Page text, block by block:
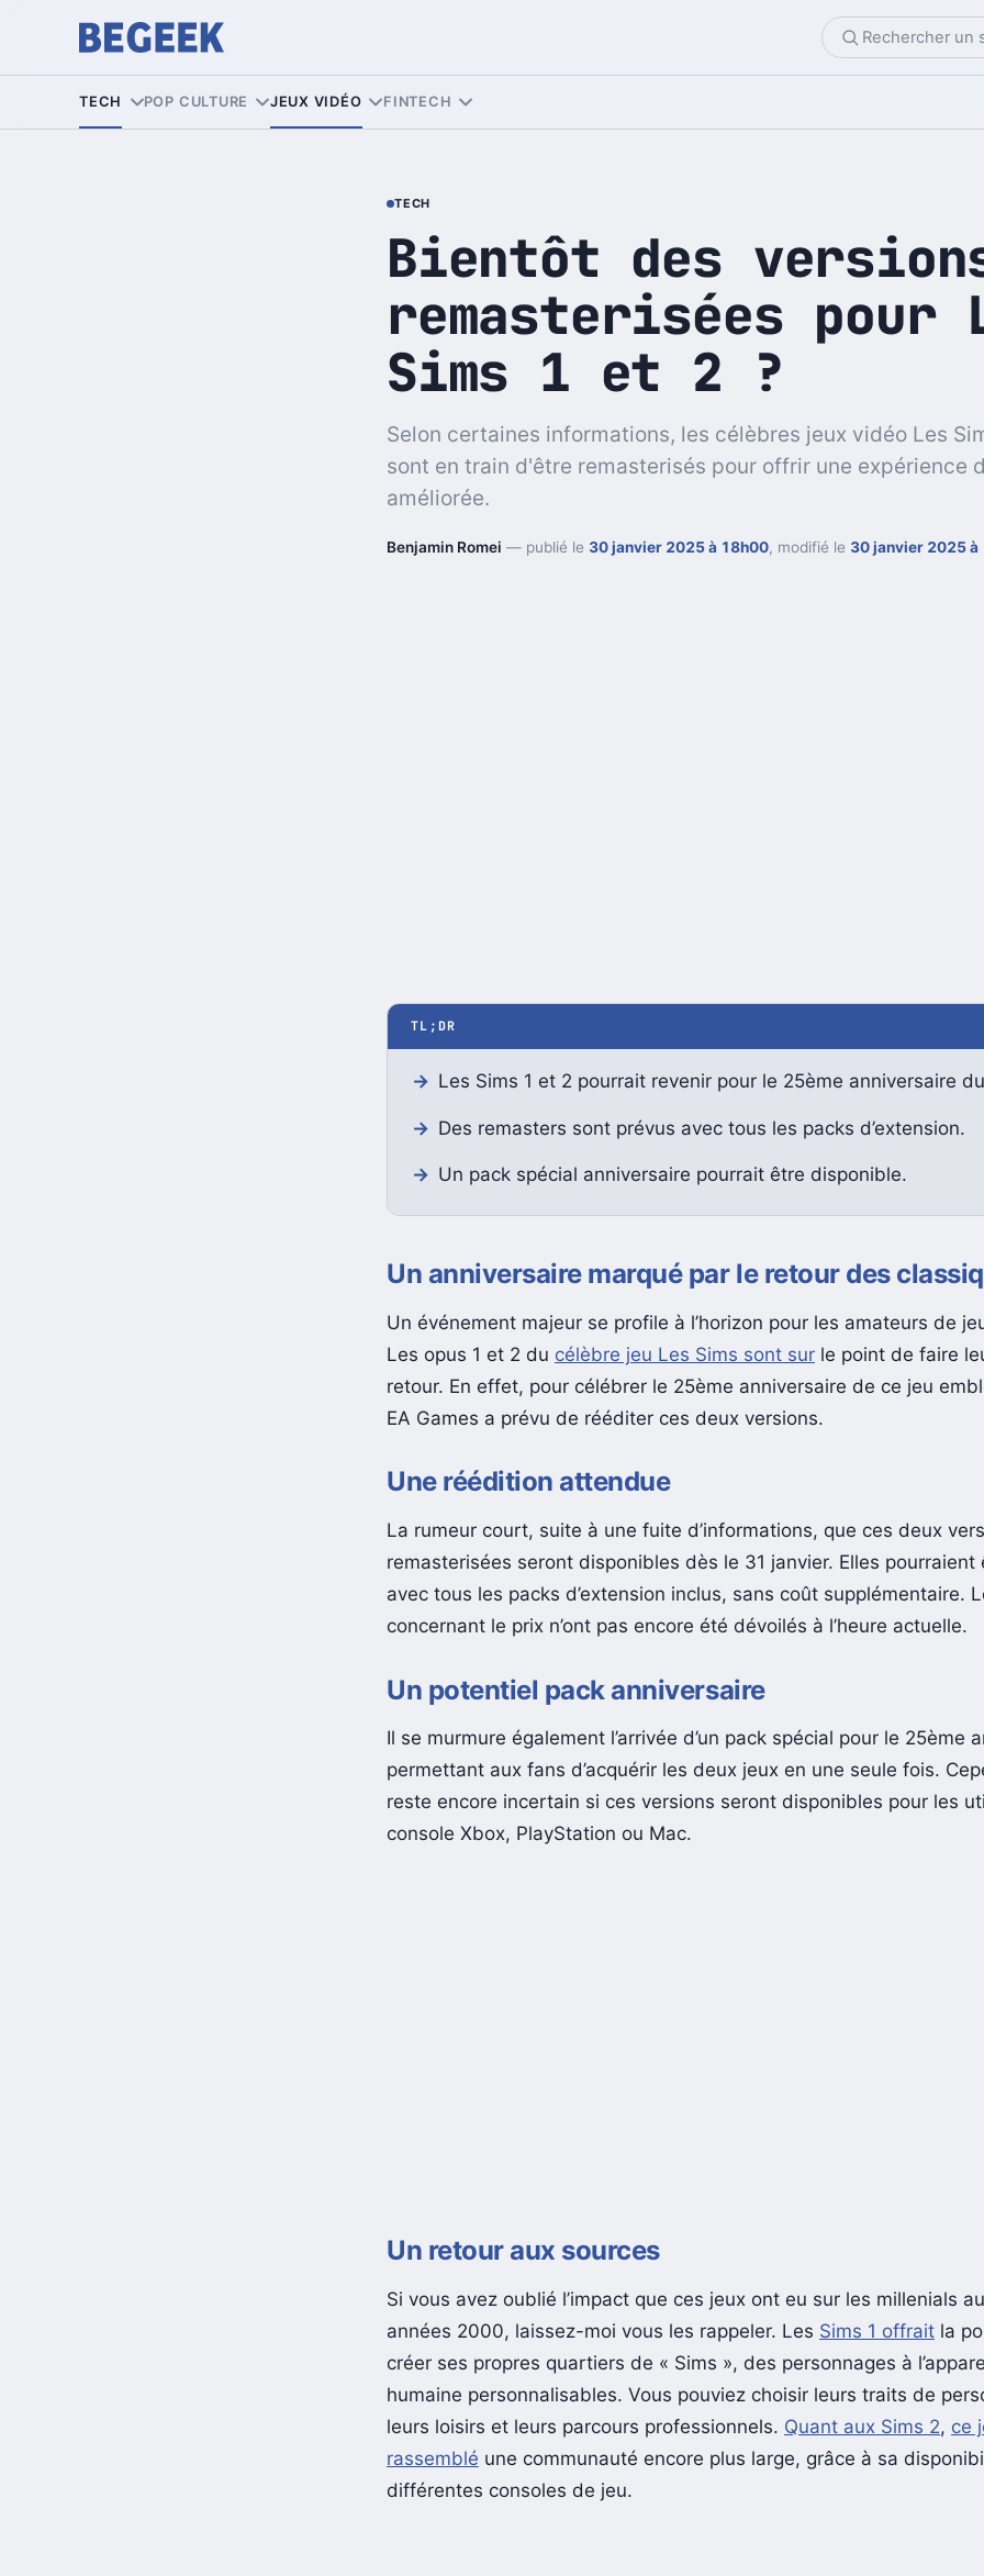
TECH POP CULTURE JEUX VIDÉO FINTECH
TECH
Bientôt des
remasterisées pour
Sims 1 et 2 ?
Selon certaines informations, les célèbres jeux vidéo Les
sont en train d'être remasterisés pour offrir une expérience
améliorée.
Benjamin Romei — publié le 30 janvier 2025 à 18h00, modifié le 30 janvier 2025 à
TL;DR
Les Sims 1 et 2 pourrait revenir pour le 25ème anniversaire
Des remasters sont prévus avec tous les packs d’extension.
Un pack spécial anniversaire pourrait être disponible.
Un anniversaire marqué par le retour des
Un événement majeur se profile à l’horizon pour les amateurs de
Les opus 1 et 2 du célèbre jeu Les Sims sont sur le point de faire
retour. En effet, pour célébrer le 25ème anniversaire de ce jeu
EA Games a prévu de rééditer ces deux versions.
Une réédition attendue
La rumeur court, suite à une fuite d’informations, que ces deux
remasterisées seront disponibles dès le 31 janvier. Elles pourraient
avec tous les packs d’extension inclus, sans coût supplémentaire.
concernant le prix n’ont pas encore été dévoilés à l’heure actuelle.
Un potentiel pack anniversaire
Il se murmure également l’arrivée d’un pack spécial pour le 25ème
permettant aux fans d’acquérir les deux jeux en une seule fois.
reste encore incertain si ces versions seront disponibles pour les
console Xbox, PlayStation ou Mac.
Si vous avez oublié l’impact que ces jeux ont eu sur les millenials
années 2000, laissez-moi vous les rappeler. Les Sims 1 offrait la
créer ses propres quartiers de « Sims », des personnages à
humaine personnalisables. Vous pouviez choisir leurs traits de
leurs loisirs et leurs parcours professionnels. Quant aux Sims 2 , ce
rassembléune communauté encore plus large, grâce à sa